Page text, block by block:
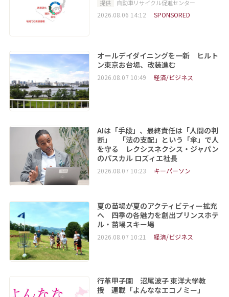
提供 自動車リサイクル促進センター
2026.08.06 14:12 SPONSORED
オールデイダイニングを一新 ヒルト
ン東京お台場、改装進む
2026.08.07 10:49 経済/ビジネス
AIは「手段」、最終責任は「人間の判
断」 「法の支配」という「傘」で人
を守る レクシスネクシス・ジャパン
のパスカル ロズィエ社長
2026.08.07 10:23 キーパーソン
夏の苗場が夏のアクティビティー拡充
へ 四季の各魅力を創出プリンスホテ
ル・苗場スキー場
2026.08.07 10:21 経済/ビジネス
行革甲子園 沼尾波子 東洋大学教
授 連載「よんななエコノミー」